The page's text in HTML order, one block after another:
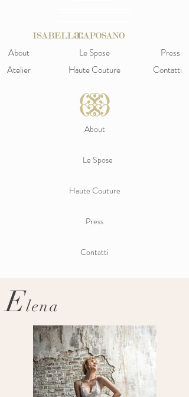
About
Atelier
Le Spose
Haute Couture
Press
Contatti
About
Le Spose
Haute Couture
Press
Contatti
Elena​